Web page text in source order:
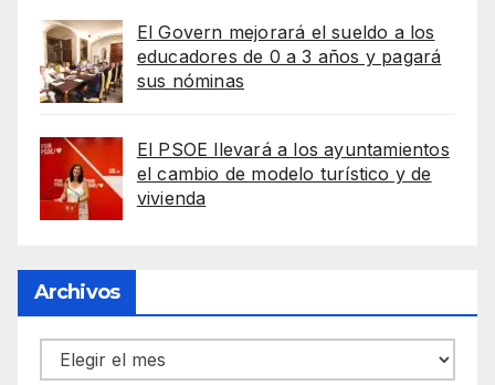
El Govern mejorará el sueldo a los
educadores de 0 a 3 años y pagará
sus nóminas
El PSOE llevará a los ayuntamientos
el cambio de modelo turístico y de
vivienda
Archivos
Archivos